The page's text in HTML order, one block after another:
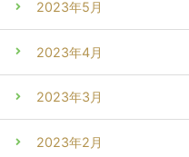
2023年5月
2023年4月
2023年3月
2023年2月